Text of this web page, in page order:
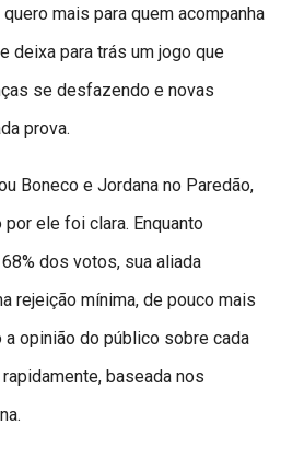
mais para quem acompanha
deixa para trás um jogo que
se desfazendo e novas
prova.
Boneco e Jordana no Paredão,
ele foi clara. Enquanto
dos votos, sua aliada
rejeição mínima, de pouco mais
opinião do público sobre cada
baseada nos